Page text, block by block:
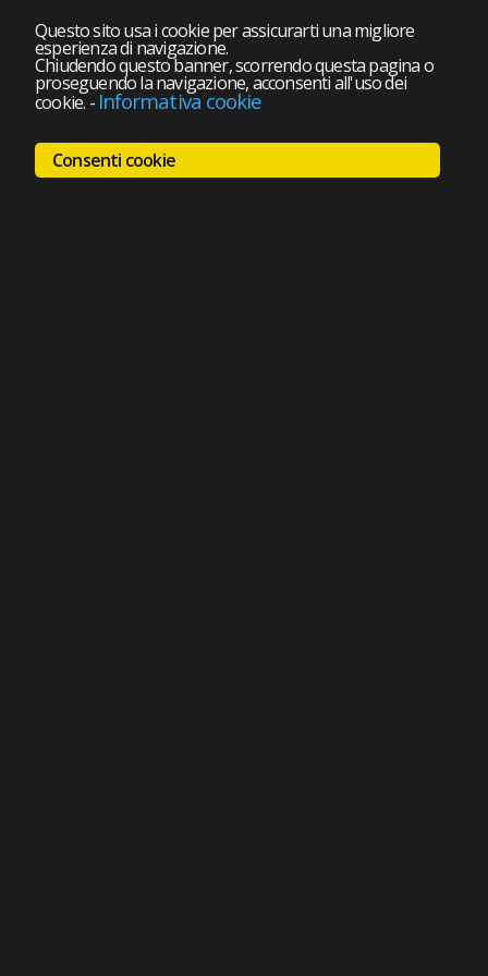
Questo sito usa i cookie per assicurarti una migliore
esperienza di navigazione.
Chiudendo questo banner, scorrendo questa pagina o
proseguendo la navigazione, acconsenti all'uso dei
cookie. - Informativa cookie
Consenti cookie